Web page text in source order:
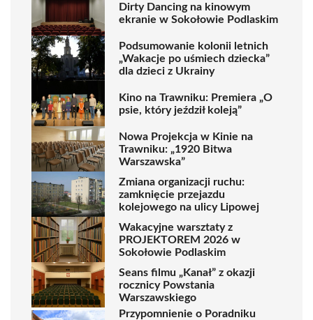
Dirty Dancing na kinowym
ekranie w Sokołowie Podlaskim
Podsumowanie kolonii letnich
„Wakacje po uśmiech dziecka”
dla dzieci z Ukrainy
Kino na Trawniku: Premiera „O
psie, który jeździł koleją”
Nowa Projekcja w Kinie na
Trawniku: „1920 Bitwa
Warszawska”
Zmiana organizacji ruchu:
zamknięcie przejazdu
kolejowego na ulicy Lipowej
Wakacyjne warsztaty z
PROJEKTOREM 2026 w
Sokołowie Podlaskim
Seans filmu „Kanał” z okazji
rocznicy Powstania
Warszawskiego
Przypomnienie o Poradniku